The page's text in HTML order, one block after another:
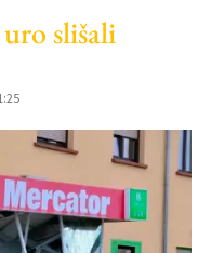
slišali